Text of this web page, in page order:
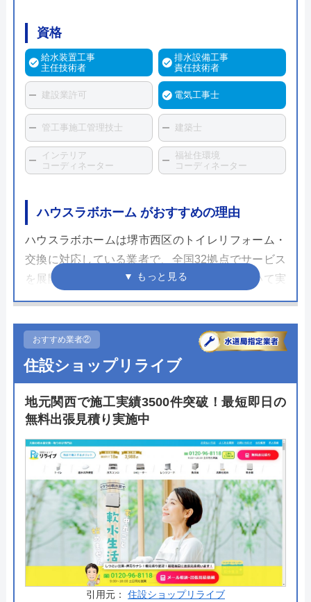
資格
給水装置工事
主任技術者
排水設備工事
責任技術者
建設業許可 電気工事士
管工事施工管理技士 建築士
インテリア
コーディネーター
福祉住環境
コーディネーター
ハウスラボホーム がおすすめの理由
ハウスラボホームは堺市西区のトイレリフォーム・
交換に対応している業者で、全国32拠点でサービス
を展開しています。水まわりの交換修理において実
績がある水まわりの専門業者で、全国各地の自治体
る信頼できる業者です。
10年の施工保証と、メーカー保証に追加で延長保証
を用意しており、施工後も安心。支払い方法も豊富
で現金やクレジットカードのほか、銀行振込、コン
中無休で24時間対応可能なので、ご自身の好きなタ
イミングで相談できるのもおすすめポイントの一つ
です。
公式サイトで
料金詳細を見る
今すぐ電話で相談する
0120-221-611
おすすめ業者②
住設ショップリライブ
地元関西で施工実績3500件突破！最短即日の
無料出張見積り実施中
引用元： 住設ショップリライブ